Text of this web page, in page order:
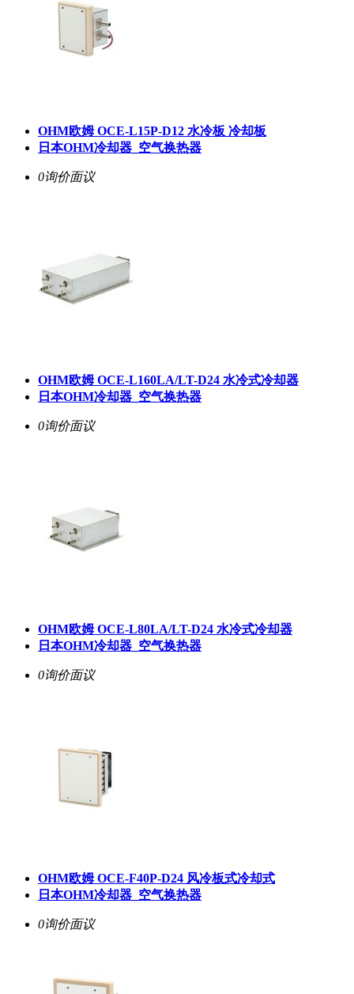
OHM欧姆 OCE-L15P-D12 水冷板 冷却板
日本OHM冷却器_空气换热器
0询价面议
OHM欧姆 OCE-L160LA/LT-D24 水冷式冷却器
日本OHM冷却器_空气换热器
0询价面议
OHM欧姆 OCE-L80LA/LT-D24 水冷式冷却器
日本OHM冷却器_空气换热器
0询价面议
OHM欧姆 OCE-F40P-D24 风冷板式冷却式
日本OHM冷却器_空气换热器
0询价面议